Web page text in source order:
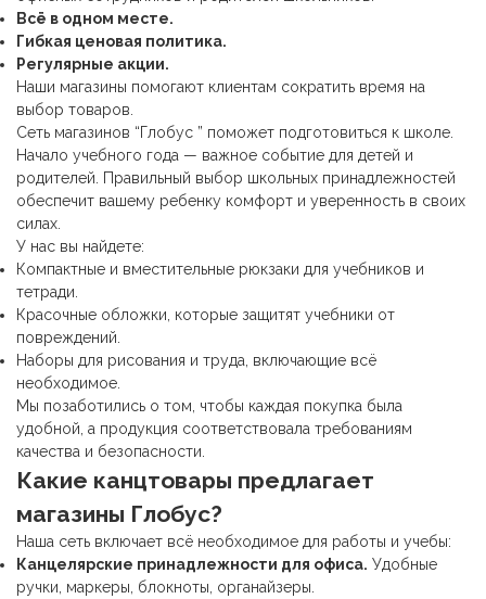
Всё в одном месте.
Гибкая ценовая политика.
Регулярные акции.
Наши магазины помогают клиентам сократить время на
выбор товаров.
Сеть магазинов “Глобус ” поможет подготовиться к школе.
Начало учебного года — важное событие для детей и
родителей. Правильный выбор школьных принадлежностей
обеспечит вашему ребенку комфорт и уверенность в своих
силах.
У нас вы найдете:
Компактные и вместительные рюкзаки для учебников и
тетради.
Красочные обложки, которые защитят учебники от
повреждений.
Наборы для рисования и труда, включающие всё
необходимое.
Мы позаботились о том, чтобы каждая покупка была
удобной, а продукция соответствовала требованиям
качества и безопасности.
Какие канцтовары предлагает
магазины Глобус?
Наша сеть включает всё необходимое для работы и учебы:
Канцелярские принадлежности для офиса. Удобные
ручки, маркеры, блокноты, органайзеры.